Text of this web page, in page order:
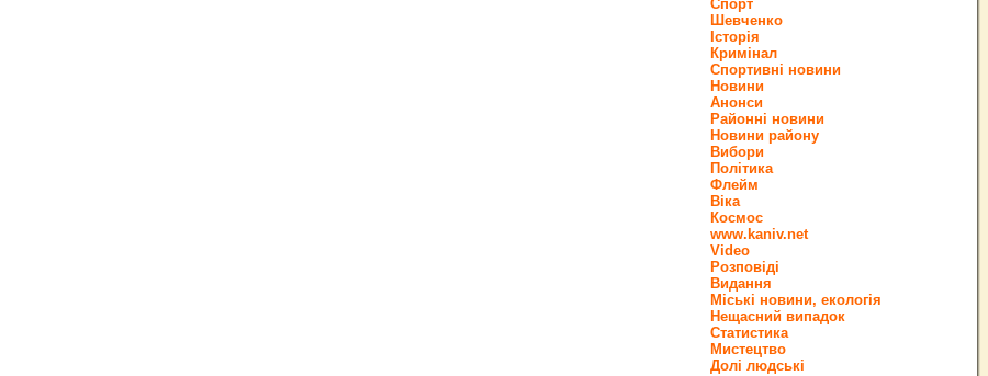
Спорт
Шевченко
Історія
Кримінал
Спортивні новини
Новини
Анонси
Районні новини
Новини району
Вибори
Політика
Флейм
Віка
Космос
www.kaniv.net
Video
Розповіді
Видання
Міські новини, екологія
Нещасний випадок
Статистика
Мистецтво
Долі людські